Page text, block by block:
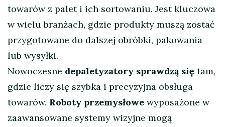
towarów z palet i ich sortowaniu. Jest kluczowa
w wielu branżach, gdzie produkty muszą zostać
przygotowane do dalszej obróbki, pakowania
lub wysyłki.
Nowoczesne depaletyzatory sprawdzą się tam,
gdzie liczy się szybka i precyzyjna obsługa
towarów. Roboty przemysłowe wyposażone w
zaawansowane systemy wizyjne mogą